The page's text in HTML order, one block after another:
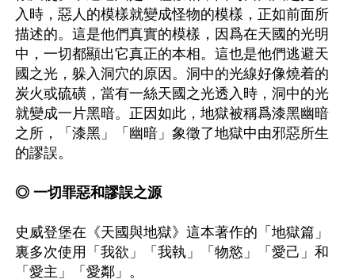
入時，惡人的模樣就變成怪物的模樣，正如前面所
描述的。這是他們真實的模樣，因爲在天國的光明
中，一切都顯出它真正的本相。這也是他們逃避天
國之光，躲入洞穴的原因。洞中的光線好像燒着的
炭火或硫磺，當有一絲天國之光透入時，洞中的光
就變成一片黑暗。正因如此，地獄被稱爲漆黑幽暗
之所，「漆黑」「幽暗」象徵了地獄中由邪惡所生
的謬誤。
◎ 一切罪惡和謬誤之源
史威登堡在《天國與地獄》這本著作的「地獄篇」
裏多次使用「我欲」「我執」「物慾」「愛己」和
「愛主」「愛鄰」。